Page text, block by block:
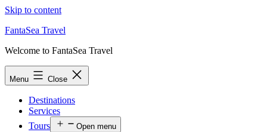
Skip to content
FantaSea Travel
Welcome to FantaSea Travel
Menu Close
Destinations
Services
Tours
Open menu